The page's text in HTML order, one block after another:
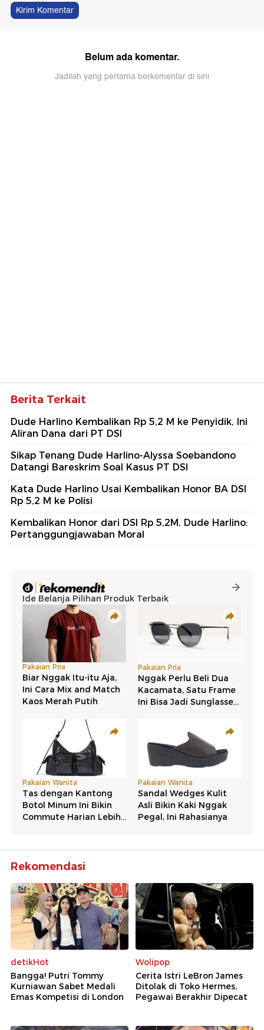
Kirim Komentar
Belum ada komentar.
Jadilah yang pertama berkomentar di sini
Berita Terkait
Dude Harlino Kembalikan Rp 5,2 M ke Penyidik, Ini
Aliran Dana dari PT DSI
Sikap Tenang Dude Harlino-Alyssa Soebandono
Datangi Bareskrim Soal Kasus PT DSI
Kata Dude Harlino Usai Kembalikan Honor BA DSI
Rp 5,2 M ke Polisi
Kembalikan Honor dari DSI Rp 5,2M, Dude Harlino:
Pertanggungjawaban Moral
Rekomendasi
detikHot
Bangga! Putri Tommy
Kurniawan Sabet Medali
Emas Kompetisi di London
Wolipop
Cerita Istri LeBron James
Ditolak di Toko Hermes,
Pegawai Berakhir Dipecat